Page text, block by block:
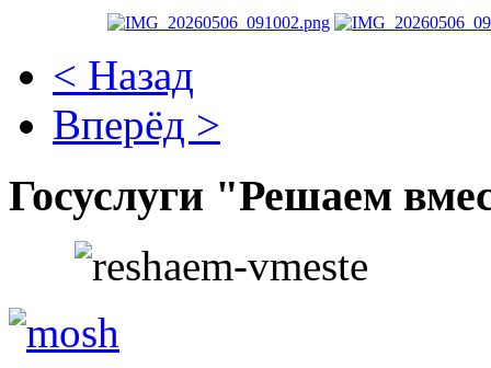
< Назад
Вперёд >
Госуслуги "Решаем